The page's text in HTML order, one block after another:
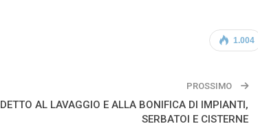
1.004
PROSSIMO
AL LAVAGGIO E ALLA BONIFICA DI IMPIANTI,
SERBATOI E CISTERNE